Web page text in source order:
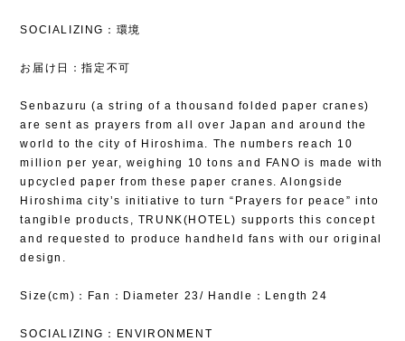
SOCIALIZING：環境
お届け日：指定不可
Senbazuru (a string of a thousand folded paper cranes)
are sent as prayers from all over Japan and around the
world to the city of Hiroshima. The numbers reach 10
million per year, weighing 10 tons and FANO is made with
upcycled paper from these paper cranes. Alongside
Hiroshima city’s initiative to turn “Prayers for peace” into
tangible products, TRUNK(HOTEL) supports this concept
and requested to produce handheld fans with our original
design.
Size(cm)：Fan：Diameter 23/ Handle：Length 24
SOCIALIZING：ENVIRONMENT